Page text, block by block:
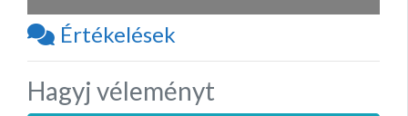
Értékelések
Hagyj véleményt